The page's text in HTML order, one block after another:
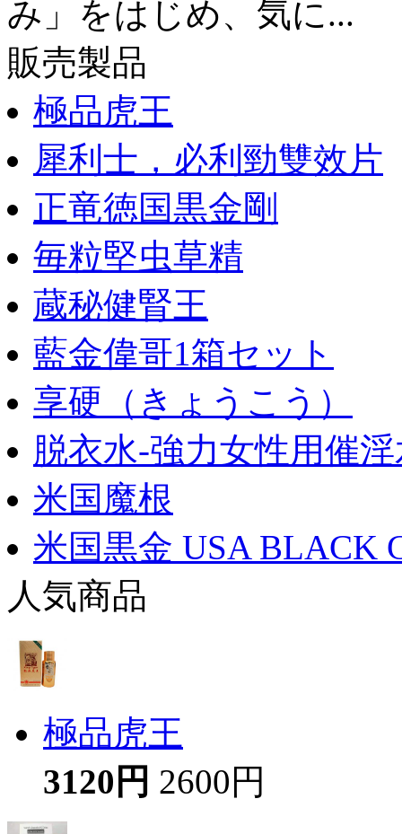
み」をはじめ、気に...
販売製品
極品虎王
犀利士，必利勁雙效片
正竜徳国黒金剛
毎粒堅虫草精
蔵秘健腎王
藍金偉哥1箱セット
享硬（きょうこう）
脱衣水-強力女性用催
米国魔根
米国黒金 USA BLACK
人気商品
極品虎王
3120円 2600円